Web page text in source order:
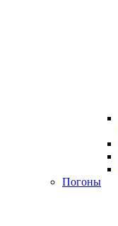
Погоны